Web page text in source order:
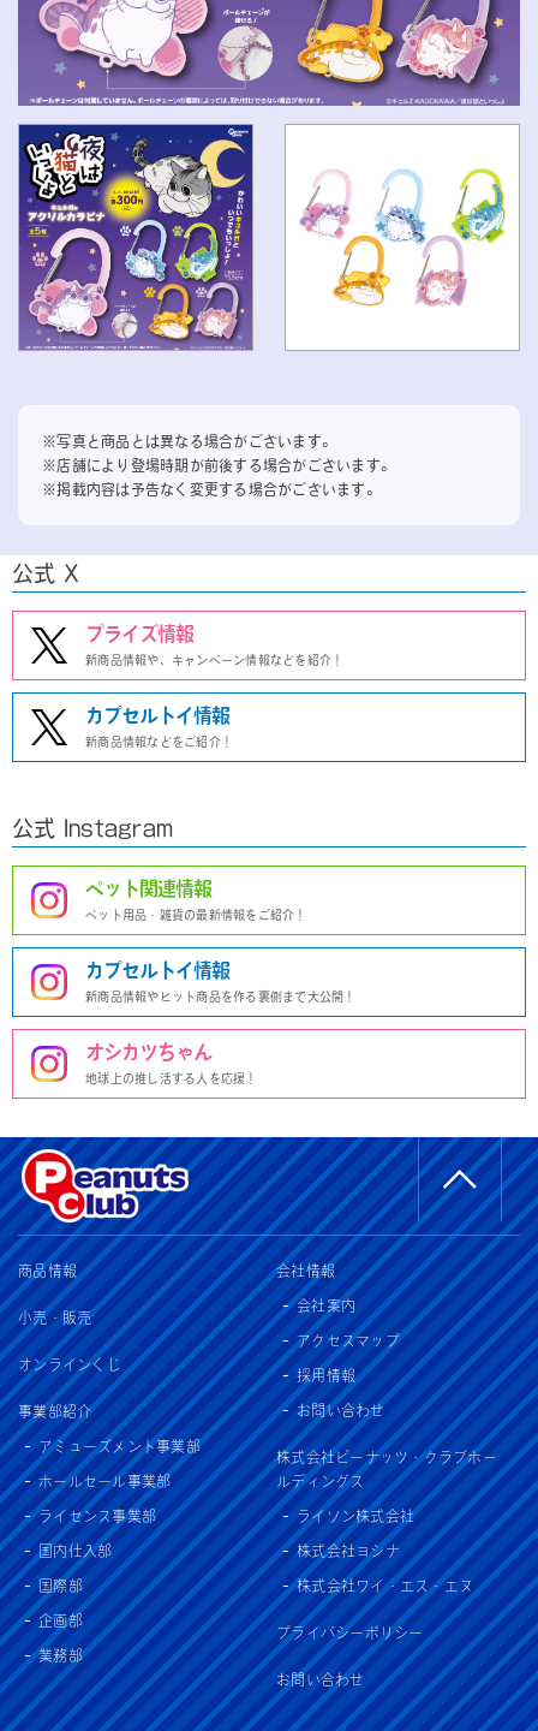
※写真と商品とは異なる場合がございます。
※店舗により登場時期が前後する場合がございます。
※掲載内容は予告なく変更する場合がございます。
公式 X
プライズ情報
新商品情報や、キャンペーン情報などを紹介！
カプセルトイ情報
新商品情報などをご紹介！
公式 Instagram
ペット関連情報
ペット用品・雑貨の最新情報をご紹介！
カプセルトイ情報
新商品情報やヒット商品を作る裏側まで大公開！
オシカツちゃん
地球上の推し活する人を応援！
商品情報
小売・販売
オンラインくじ
事業部紹介
アミューズメント事業部
ホールセール事業部
ライセンス事業部
国内仕入部
国際部
企画部
業務部
会社情報
会社案内
アクセスマップ
採用情報
お問い合わせ
株式会社ピーナッツ・クラブホー
ルディングス
ライソン株式会社
株式会社ヨシナ
株式会社ワイ・エス・エヌ
プライバシーポリシー
お問い合わせ